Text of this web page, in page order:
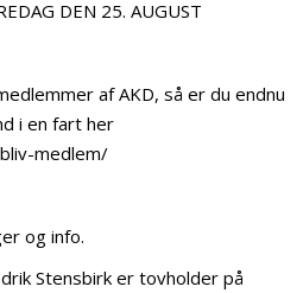
DEN 25. AUGUST
af AKD, så er du endnu
i en fart her
medlem/
og info.
Stensbirk er tovholder på